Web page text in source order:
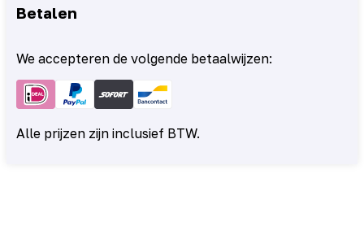
Betalen
We accepteren de volgende betaalwijzen:
Alle prijzen zijn inclusief BTW.